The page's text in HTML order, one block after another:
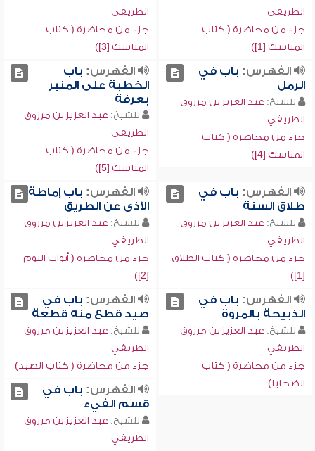
الطريفي
جزء من محاضرة ( كتاب
المناسك [1])
الطريفي
جزء من محاضرة ( كتاب
المناسك [3])
الفهرس: باب في
الرمل
للشيخ: عبد العزيز بن مرزوق
الطريفي
جزء من محاضرة ( كتاب
المناسك [4])
الفهرس: باب
الخطبة على المنبر
بعرفة
للشيخ: عبد العزيز بن مرزوق
الطريفي
جزء من محاضرة ( كتاب
المناسك [5])
الفهرس: باب في
طلاق السنة
للشيخ: عبد العزيز بن مرزوق
الطريفي
جزء من محاضرة ( كتاب الطلاق
[1])
الفهرس: باب إماطة
الأذى عن الطريق
للشيخ: عبد العزيز بن مرزوق
الطريفي
جزء من محاضرة ( أبواب النوم
[2])
الفهرس: باب في
الذبيحة بالمروة
للشيخ: عبد العزيز بن مرزوق
الطريفي
جزء من محاضرة ( كتاب
الضحايا)
الفهرس: باب في
صيد قطع منه قطعة
للشيخ: عبد العزيز بن مرزوق
الطريفي
جزء من محاضرة ( كتاب الصيد)
الفهرس: باب في
قسم الفيء
للشيخ: عبد العزيز بن مرزوق
الطريفي